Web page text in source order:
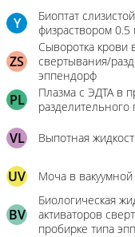
Y
Биоптат
физраствором 0.5
ZS
Сыворотка крови
свертывания/
эппендорф
PL
Плазма с ЭДТА в
VL Выпотная
UV Моча в
BV
Биологическая
активаторов
пробирке типа